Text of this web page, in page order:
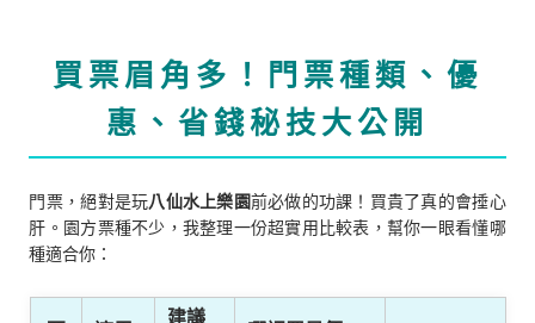
買票眉角多！門票種類、優
惠、省錢秘技大公開
門票，絕對是玩八仙水上樂園前必做的功課！買貴了真的會捶心
肝。園方票種不少，我整理一份超實用比較表，幫你一眼看懂哪
種適合你：
建議